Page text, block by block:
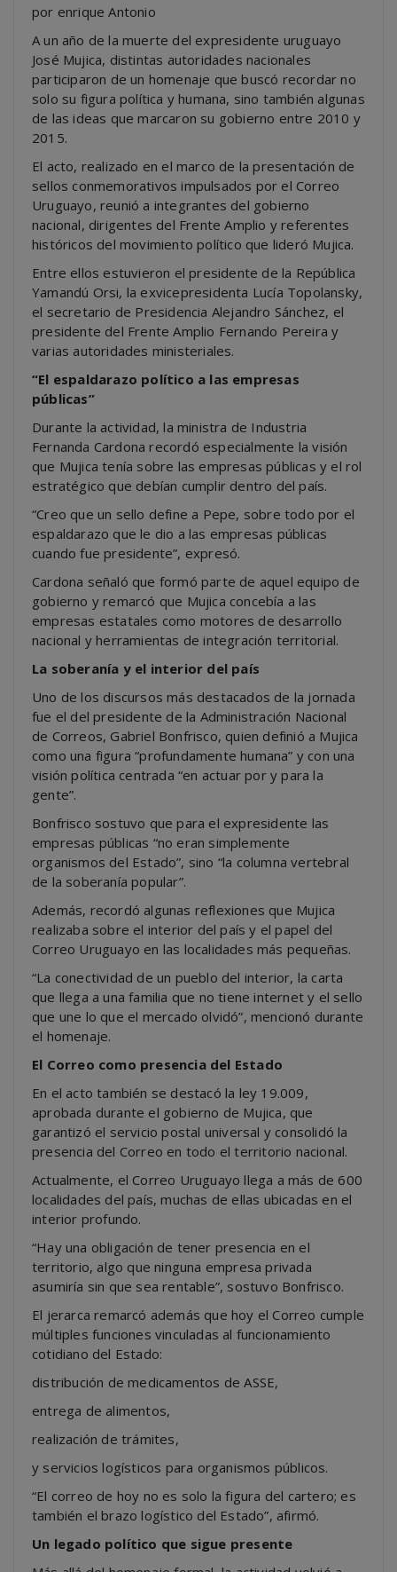
por enrique Antonio
A un año de la muerte del expresidente uruguayo
José Mujica, distintas autoridades nacionales
participaron de un homenaje que buscó recordar no
solo su figura política y humana, sino también algunas
de las ideas que marcaron su gobierno entre 2010 y
2015.
El acto, realizado en el marco de la presentación de
sellos conmemorativos impulsados por el Correo
Uruguayo, reunió a integrantes del gobierno
nacional, dirigentes del Frente Amplio y referentes
históricos del movimiento político que lideró Mujica.
Entre ellos estuvieron el presidente de la República
Yamandú Orsi, la exvicepresidenta Lucía Topolansky,
el secretario de Presidencia Alejandro Sánchez, el
presidente del Frente Amplio Fernando Pereira y
varias autoridades ministeriales.
“El espaldarazo político a las empresas
públicas”
Durante la actividad, la ministra de Industria
Fernanda Cardona recordó especialmente la visión
que Mujica tenía sobre las empresas públicas y el rol
estratégico que debían cumplir dentro del país.
“Creo que un sello define a Pepe, sobre todo por el
espaldarazo que le dio a las empresas públicas
cuando fue presidente”, expresó.
Cardona señaló que formó parte de aquel equipo de
gobierno y remarcó que Mujica concebía a las
empresas estatales como motores de desarrollo
nacional y herramientas de integración territorial.
La soberanía y el interior del país
Uno de los discursos más destacados de la jornada
fue el del presidente de la Administración Nacional
de Correos, Gabriel Bonfrisco, quien definió a Mujica
como una figura “profundamente humana” y con una
visión política centrada “en actuar por y para la
gente”.
Bonfrisco sostuvo que para el expresidente las
empresas públicas “no eran simplemente
organismos del Estado”, sino “la columna vertebral
de la soberanía popular”.
Además, recordó algunas reflexiones que Mujica
realizaba sobre el interior del país y el papel del
Correo Uruguayo en las localidades más pequeñas.
“La conectividad de un pueblo del interior, la carta
que llega a una familia que no tiene internet y el sello
que une lo que el mercado olvidó”, mencionó durante
el homenaje.
El Correo como presencia del Estado
En el acto también se destacó la ley 19.009,
aprobada durante el gobierno de Mujica, que
garantizó el servicio postal universal y consolidó la
presencia del Correo en todo el territorio nacional.
Actualmente, el Correo Uruguayo llega a más de 600
localidades del país, muchas de ellas ubicadas en el
interior profundo.
“Hay una obligación de tener presencia en el
territorio, algo que ninguna empresa privada
asumiría sin que sea rentable”, sostuvo Bonfrisco.
El jerarca remarcó además que hoy el Correo cumple
múltiples funciones vinculadas al funcionamiento
cotidiano del Estado:
distribución de medicamentos de ASSE,
entrega de alimentos,
realización de trámites,
y servicios logísticos para organismos públicos.
“El correo de hoy no es solo la figura del cartero; es
también el brazo logístico del Estado”, afirmó.
Un legado político que sigue presente